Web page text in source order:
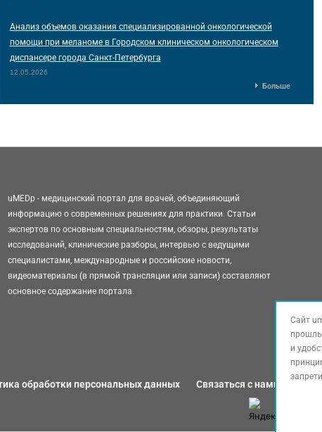
Анализ объемов оказания специализированной онкологической
помощи при меланоме в Городском клиническом онкологическом
диспансере города Санкт-Петербурга
12.05.2026
Больше
uMEDp - медицинский портал для врачей, объединяющий
информацию о современных решениях для практики. Статьи
экспертов по основным специальностям, обзоры, результаты
исследований, клинические разборы, интервью с ведущими
специалистами, международные и российские новости,
видеоматериалы (в прямой трансляции или записи) составляют
основное содержание портала.
обработки персональных данных Связаться с нами
Сайт
и